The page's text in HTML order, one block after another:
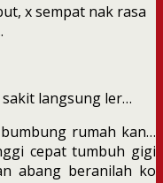
x sempat nak rasa
langsung ler…
rumah kan…
cepat tumbuh gigi
abang beranilah ko